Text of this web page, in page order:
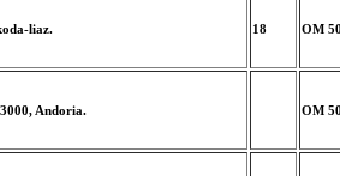
liaz. 18 OM
Andoria. OM